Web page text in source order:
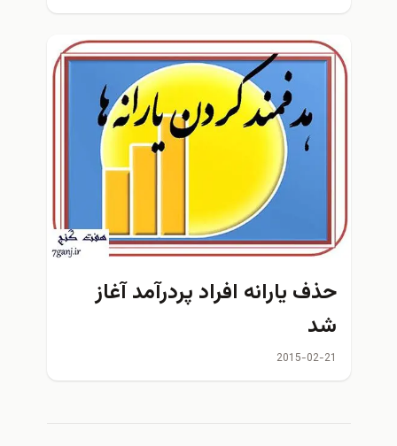
حذف يارانه افراد پردرآمد آغاز
شد
2015-02-21